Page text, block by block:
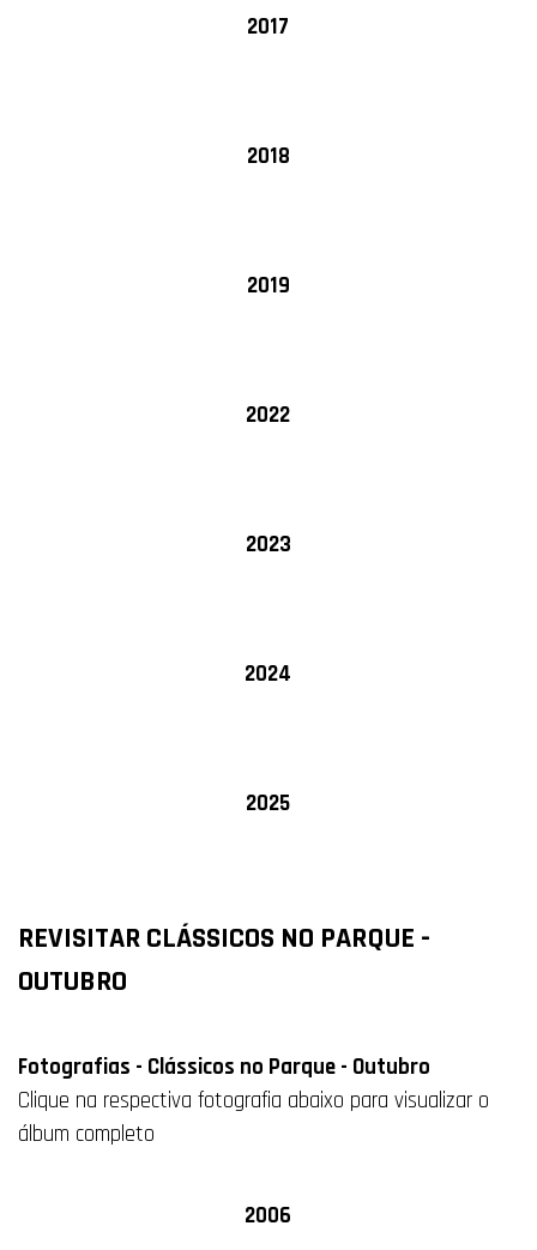
2017
2018
2019
2022
2023
2024
2025
REVISITAR CLÁSSICOS NO PARQUE -
OUTUBRO
Fotografias - Clássicos no Parque - Outubro
Clique na respectiva fotografia abaixo para visualizar o
álbum completo
2006